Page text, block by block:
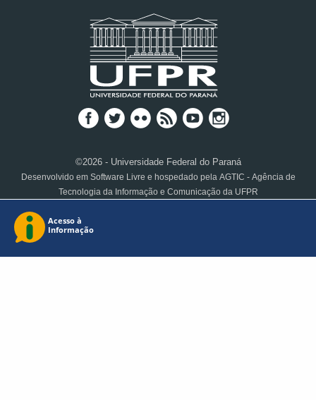
©2026 - Universidade Federal do Paraná
Desenvolvido em Software Livre e hospedado pela AGTIC - Agência de
Tecnologia da Informação e Comunicação da UFPR